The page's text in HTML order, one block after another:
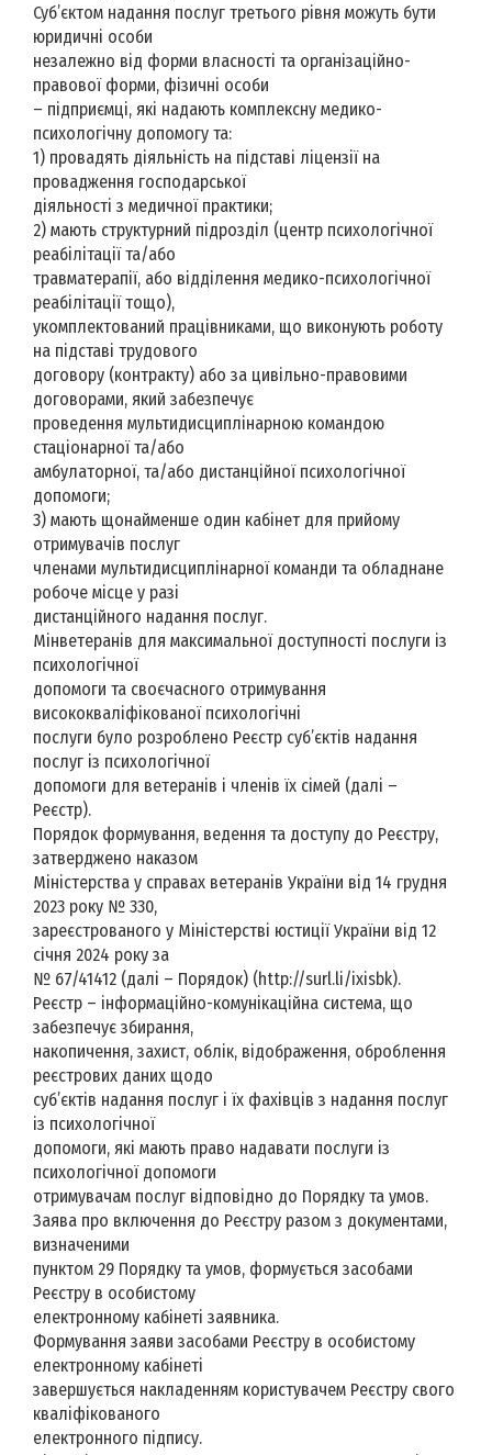
Суб’єктом надання послуг третього рівня можуть бути
юридичні особи
незалежно від форми власності та організаційно-
правової форми, фізичні особи
– підприємці, які надають комплексну медико-
психологічну допомогу та:
1) провадять діяльність на підставі ліцензії на
провадження господарської
діяльності з медичної практики;
2) мають структурний підрозділ (центр психологічної
реабілітації та/або
травматерапії, або відділення медико-психологічної
реабілітації тощо),
укомплектований працівниками, що виконують роботу
на підставі трудового
договору (контракту) або за цивільно-правовими
договорами, який забезпечує
проведення мультидисциплінарною командою
стаціонарної та/або
амбулаторної, та/або дистанційної психологічної
допомоги;
3) мають щонайменше один кабінет для прийому
отримувачів послуг
членами мультидисциплінарної команди та обладнане
робоче місце у разі
дистанційного надання послуг.
Мінветеранів для максимальної доступності послуги із
психологічної
допомоги та своєчасного отримування
висококваліфікованої психологічні
послуги було розроблено Реєстр суб’єктів надання
послуг із психологічної
допомоги для ветеранів і членів їх сімей (далі –
Реєстр).
Порядок формування, ведення та доступу до Реєстру,
затверджено наказом
Міністерства у справах ветеранів України від 14 грудня
2023 року № 330,
зареєстрованого у Міністерстві юстиції України від 12
січня 2024 року за
№ 67/41412 (далі – Порядок) (http://surl.li/ixisbk).
Реєстр – інформаційно-комунікаційна система, що
забезпечує збирання,
накопичення, захист, облік, відображення, оброблення
реєстрових даних щодо
суб’єктів надання послуг і їх фахівців з надання послуг
із психологічної
допомоги, які мають право надавати послуги із
психологічної допомоги
отримувачам послуг відповідно до Порядку та умов.
Заява про включення до Реєстру разом з документами,
визначеними
пунктом 29 Порядку та умов, формується засобами
Реєстру в особистому
електронному кабінеті заявника.
Формування заяви засобами Реєстру в особистому
електронному кабінеті
завершується накладенням користувачем Реєстру свого
кваліфікованого
електронного підпису.